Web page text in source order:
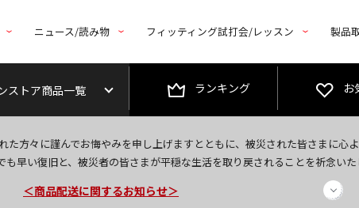
ニュース/読み物 フィッティング試打会/レッスン 製品
ストア商品一覧 ランキング お
た方々に謹んでお悔やみを申し上げますとともに、被災された皆さまに心よ
も早い復旧と、被災者の皆さまが平穏な生活を取り戻されることを祈念いた
＜商品配送に関するお知らせ＞
＜夏季休暇中のご注文・発送・お問い合わせ＞